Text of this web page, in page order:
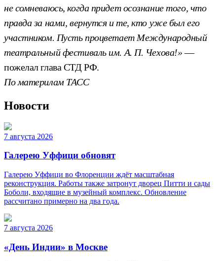
не сомневаюсь, когда придет осознание того, что
правда за нами, вернутся и те, кто уже был его
участником. Пусть процветает Международный
театральный фестиваль им. А. П. Чехова!»—
пожелал глава СТД РФ.
По материлам ТАСС
Новости
7 августа 2026
Галерею Уффици обновят
Галерею Уффици во Флоренции ждёт масштабная
реконструкция. Работы также затронут дворец Питти и сады
Боболи, входящие в музейный комплекс. Обновление
рассчитано примерно на два года.
7 августа 2026
«День Индии» в Москве